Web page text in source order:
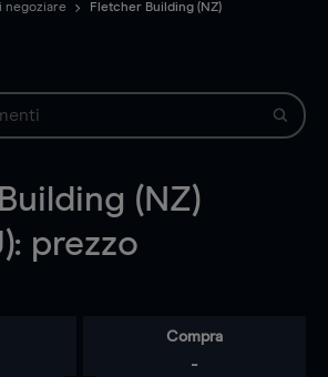
negoziare Fletcher Building (NZ)
(NZ)
prezzo
Compra
-